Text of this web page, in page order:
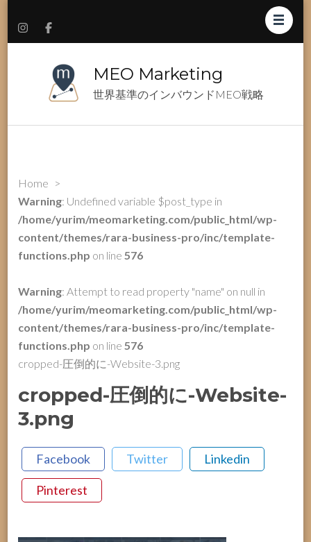
MEO Marketing
世界基準のインバウンドMEO戦略
Home >
Warning: Undefined variable $post_type in
/home/yurim/meomarketing.com/public_html/wp-
content/themes/rara-business-pro/inc/template-
functions.php on line576
Warning: Attempt to read property "name" on null in
/home/yurim/meomarketing.com/public_html/wp-
content/themes/rara-business-pro/inc/template-
functions.php on line576
cropped-圧倒的に-Website-3.png
cropped-圧倒的に-Website-
3.png
Facebook Twitter Linkedin
Pinterest